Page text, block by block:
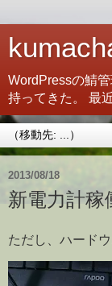
WordPressの鯖
持ってきた。 最
2013/08/18
新電力計稼
ただし、ハード